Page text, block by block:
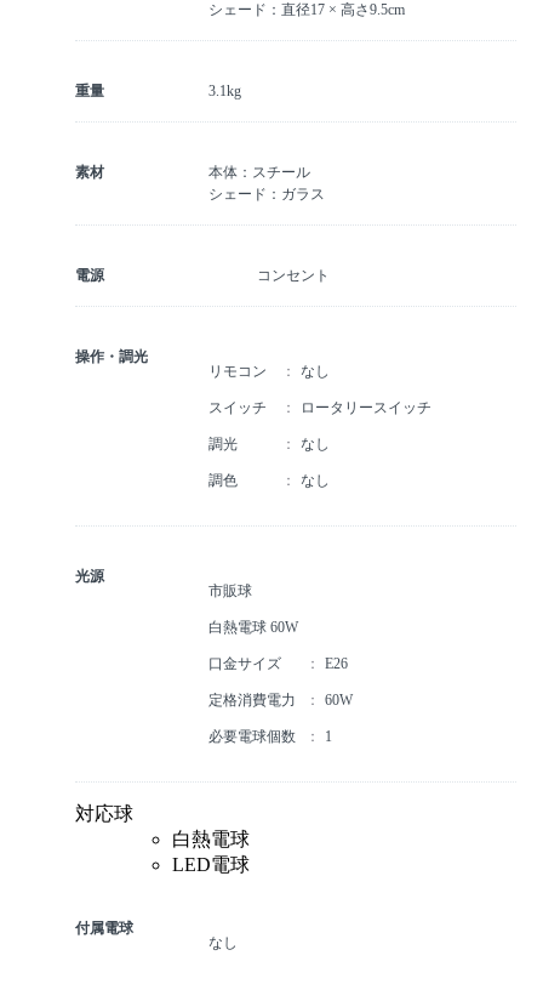
シェード：直径17 × 高さ9.5cm
重量 3.1kg
素材
本体：スチール
シェード：ガラス
電源 コンセント
操作・調光
リモコン
なし
スイッチ ロータリースイッチ
調光 なし
調色 なし
光源
市販球
白熱電球 60W
口金サイズ E26
定格消費電力 60W
必要電球個数 1
対応球
白熱電球
LED電球
付属電球
なし